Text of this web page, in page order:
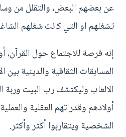
عن بعضهم البعض، والتقلل من
تشغلهم او التي كانت شغلهم
إنه فرصة للاجتماع حول
المسابقات الثقافية والدينية بين
الالعاب وليكتشف رب البيت
أولادهم وقدراتهم العقلية
الشخصية ويتقاربوا أكثر وأكثر.